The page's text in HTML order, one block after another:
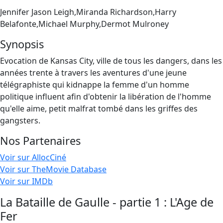
Jennifer Jason Leigh,Miranda Richardson,Harry
Belafonte,Michael Murphy,Dermot Mulroney
Synopsis
Evocation de Kansas City, ville de tous les dangers, dans les
années trente à travers les aventures d'une jeune
télégraphiste qui kidnappe la femme d'un homme
politique influent afin d'obtenir la libération de l'homme
qu'elle aime, petit malfrat tombé dans les griffes des
gangsters.
Nos Partenaires
Voir sur AllocCiné
Voir sur TheMovie Database
Voir sur IMDb
La Bataille de Gaulle - partie 1 : L'Age de
Fer